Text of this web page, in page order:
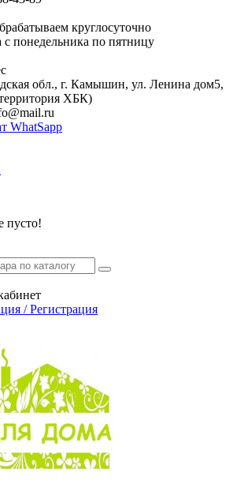
круглосуточно
с понедельника по пятницу
обл., г. Камышин, ул. Ленина дом5,
ХБК)
WhatSapp
пусто!
/ Регистрация